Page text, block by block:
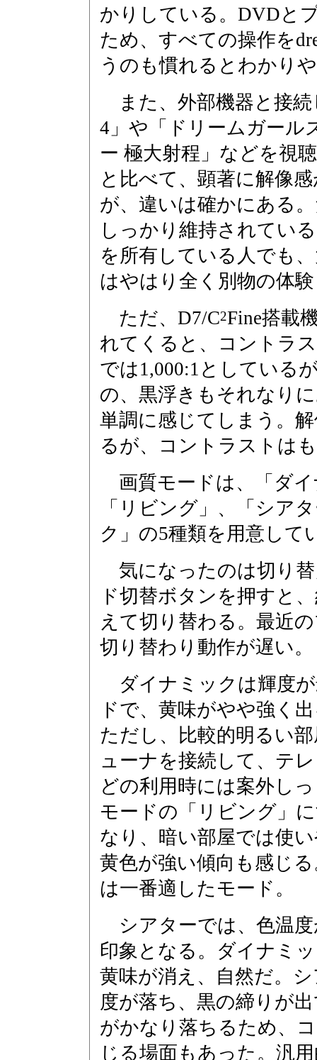
かりしている。DVDと
ため、すべての操作を
うのも慣れるとわかり
また、外部機器と接
4」や「ドリームガール
ー 極大射程」などを視
と比べて、顕著に解像
が、違いは確かにある
しっかり維持されてい
を所有している人でも
はやはり全く別物の体
ただ、D7/C2Fine搭載
れてくると、コントラ
では1,000:1としている
の、黒浮きもそれなり
単調に感じてしまう。
るが、コントラストは
画質モードは、「ダ
「リビング」、「シア
ク」の5種類を用意して
気になったのは切り
ド切替ボタンを押すと
えて切り替わる。最近
切り替わり動作が遅い。
ダイナミックは輝度
ドで、黄味がやや強く
ただし、比較的明るい
ューナを接続して、テ
どの利用時には案外し
モードの「リビング」
なり、暗い部屋では使
黄色が強い傾向も感じ
は一番適したモード。
シアターでは、色温
印象となる。ダイナミ
黄味が消え、自然だ。
度が落ち、黒の締りが
がかなり落ちるため、
じる場面もあった。汎